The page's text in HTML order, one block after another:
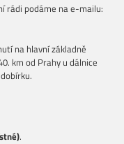
rádi podáme na e-mailu:
na hlavní základně
km od Prahy u dálnice
.